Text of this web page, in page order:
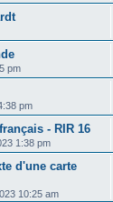
pm
pm
- RIR 16
1:38 pm
d'une carte
10:25 am